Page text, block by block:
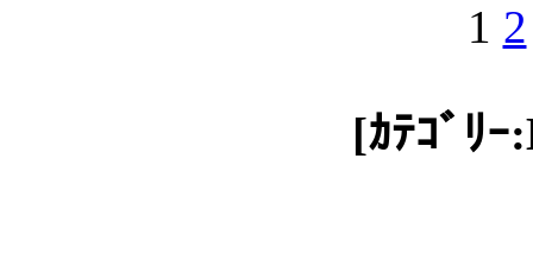
1 2
[ｶﾃｺﾞﾘｰ